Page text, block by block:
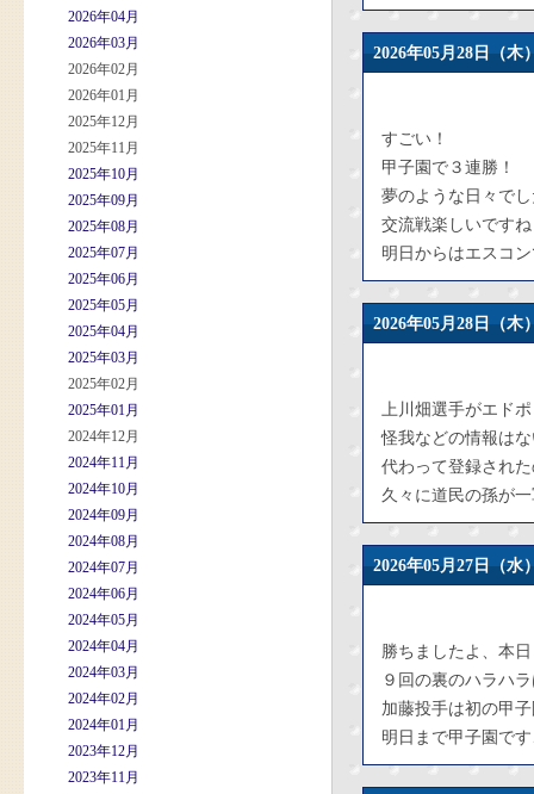
2026年04月
2026年03月
2026年02月
2026年01月
2025年12月
2025年11月
2025年10月
2025年09月
2025年08月
2025年07月
2025年06月
2025年05月
2025年04月
2025年03月
2025年02月
2025年01月
2024年12月
2024年11月
2024年10月
2024年09月
2024年08月
2024年07月
2024年06月
2024年05月
2024年04月
2024年03月
2024年02月
2024年01月
2023年12月
2023年11月
2026年05月28日
すごい！
甲子園で３連勝！
夢のような日々で
交流戦楽しいです
明日からはエスコ
2026年05月28日
上川畑選手がエド
怪我などの情報は
代わって登録され
久々に道民の孫が
2026年05月27日
勝ちましたよ、本
９回の裏のハラハ
加藤投手は初の甲
明日まで甲子園で